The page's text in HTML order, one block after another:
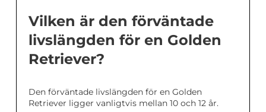
Vilken är den förväntade
livslängden för en Golden
Retriever?
Den förväntade livslängden för en Golden
Retriever ligger vanligtvis mellan 10 och 12 år.